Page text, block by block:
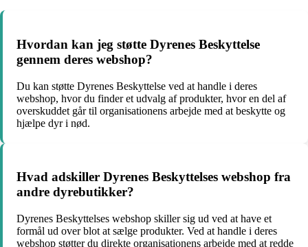
Hvordan kan jeg støtte Dyrenes Beskyttelse
gennem deres webshop?
Du kan støtte Dyrenes Beskyttelse ved at handle i deres
webshop, hvor du finder et udvalg af produkter, hvor en del af
overskuddet går til organisationens arbejde med at beskytte og
hjælpe dyr i nød.
Hvad adskiller Dyrenes Beskyttelses webshop fra
andre dyrebutikker?
Dyrenes Beskyttelses webshop skiller sig ud ved at have et
formål ud over blot at sælge produkter. Ved at handle i deres
webshop støtter du direkte organisationens arbejde med at redde